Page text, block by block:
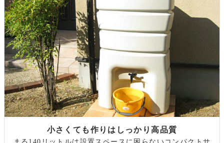
小さくても作りはしっかり高品質